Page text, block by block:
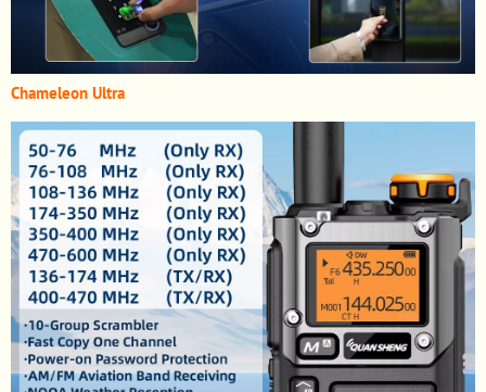
Chameleon Ultra